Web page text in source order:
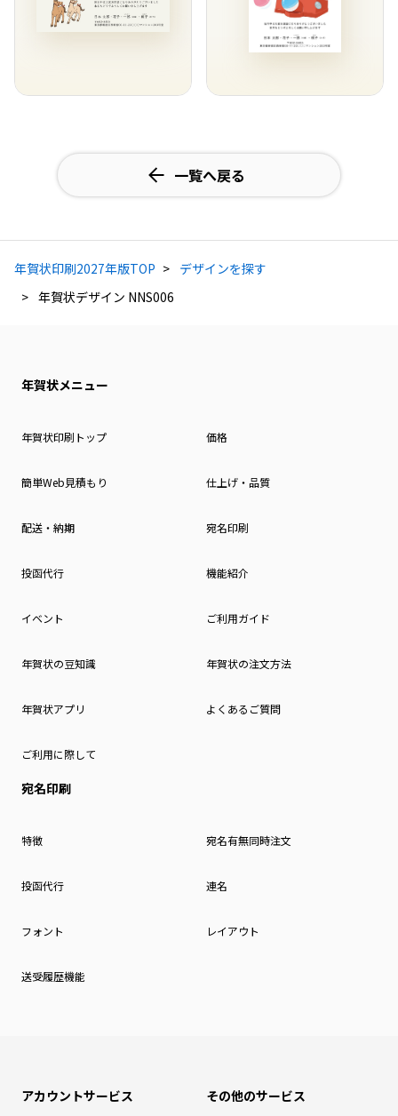
一覧へ戻る
年賀状印刷2027年版TOP
デザインを探す
年賀状デザイン NNS006
年賀状メニュー
年賀状印刷トップ 価格
簡単Web見積もり 仕上げ・品質
配送・納期 宛名印刷
投函代行 機能紹介
イベント ご利用ガイド
年賀状の豆知識 年賀状の注文方法
年賀状アプリ よくあるご質問
ご利用に際して
宛名印刷
特徴 宛名有無同時注文
投函代行 連名
フォント レイアウト
送受履歴機能
アカウントサービス その他のサービス